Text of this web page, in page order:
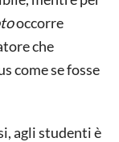
occorre
che
come se fosse
agli studenti è